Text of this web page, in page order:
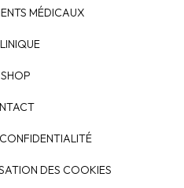
MÉDICAUX
DES COOKIES